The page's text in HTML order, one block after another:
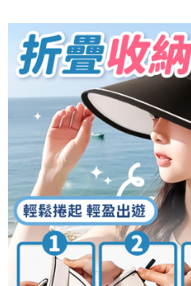
ATM／網路銀行／等多元方式進行付款
※ 請注意：結帳手續完成當下不需立刻
購買商品的店家。未經商家同意取消之
後付繳納相關費用。
※ 交易是否成功請以「AFTEE先享後付
是否繳費成功／繳費後需取消欲退款等
客戶支援中心」https://
【注意事項】
１．透過由恩沛科技股份有限公司提供
易，需依本服務之必要範圍內提供個人
權轉讓予恩沛科技股份有限公司。
２．關於個人資料處理事宜，請瀏覽以下
https://aftee.tw/terms/#terms3
３．未成年的使用者請事先徵得法定代
「AFTEE先享後付」，若未經同意申辦
４．使用「AFTEE先享後付」時，將依
時審查核予不同之上限額度；若仍有額
7-11取貨付款
每筆NT$60，滿NT$399(含以上)免
付款後7-11取貨
每筆NT$60，滿NT$399(含以上)免
每筆NT$65，滿NT$99(含以上)免運